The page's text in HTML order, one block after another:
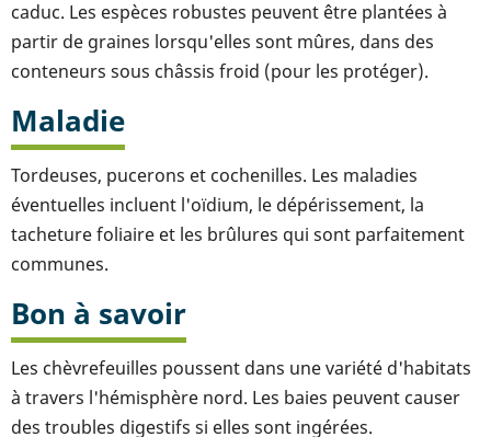
caduc. Les espèces robustes peuvent être plantées à
partir de graines lorsqu'elles sont mûres, dans des
conteneurs sous châssis froid (pour les protéger).
Maladie
Tordeuses, pucerons et cochenilles. Les maladies
éventuelles incluent l'oïdium, le dépérissement, la
tacheture foliaire et les brûlures qui sont parfaitement
communes.
Bon à savoir
Les chèvrefeuilles poussent dans une variété d'habitats
à travers l'hémisphère nord. Les baies peuvent causer
des troubles digestifs si elles sont ingérées.